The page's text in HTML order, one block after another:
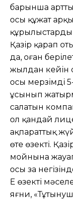
барынша
осы құжат
Қазір қарап
да, оған
жылдан кейін
осы мерзімді
ұсынып
салатын
ол қандай
ақпараттық
өте өзекті.
мойнына
осы заң
Ең өзекті
яғни,